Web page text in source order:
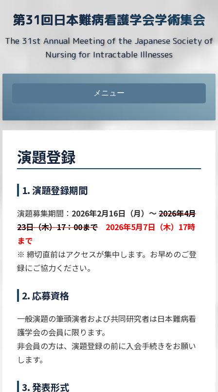
第31回日本難病看護学会学術集会
The 31st Annual Meeting of the Japanese Society of
Nursing for Intractable Illnesses
メニュー
演題登録
1. 演題登録期間
演題募集期間： 2026年2月16日（月）～2026年4月
23日（木）17：00まで
2026年5月7日（木）17時
まで
※ 締切直前はアクセスが集中します。お早めのご登
録にご協力ください。
2. 応募資格
一般演題の筆頭演者および共同研究者は日本難病看
護学会の会員に限ります。
非会員の方は、演題登録の前に入会手続きをお願い
します。
3. 発表形式